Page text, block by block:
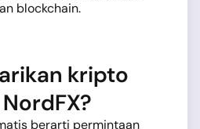
blockchain.
kripto
berarti permintaan